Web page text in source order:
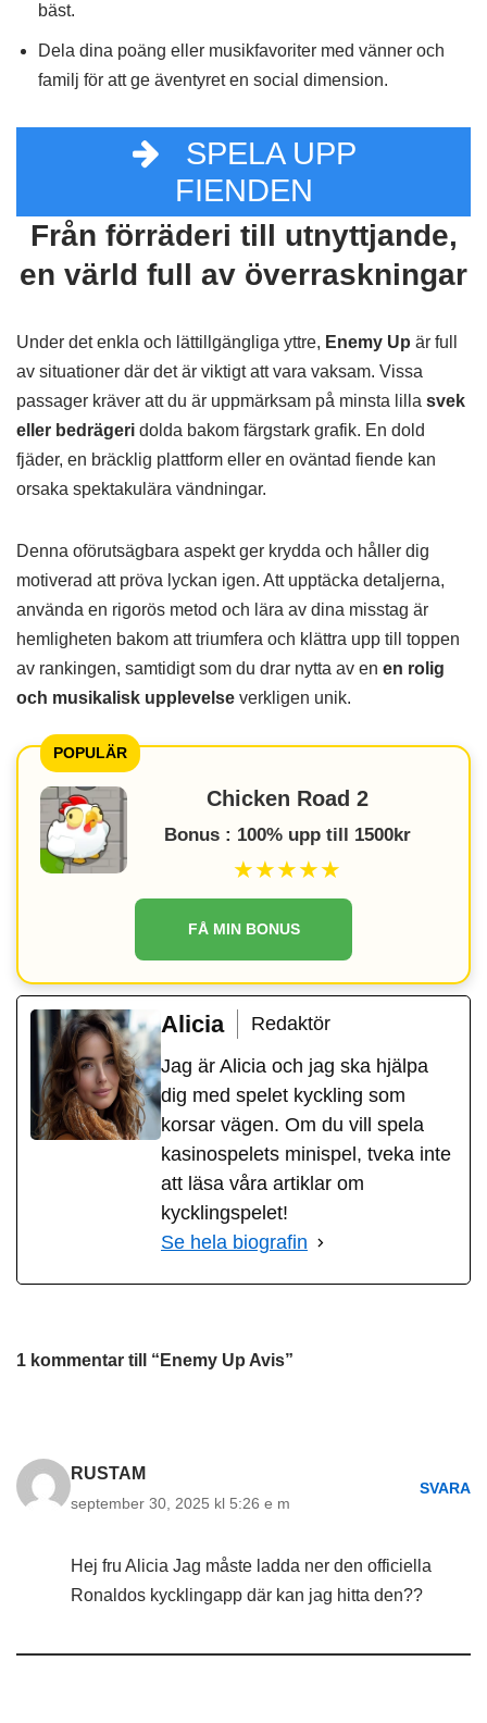
bäst.
Dela dina poäng eller musikfavoriter med vänner och
familj för att ge äventyret en social dimension.
SPELA UPP
FIENDEN
Från förräderi till utnyttjande,
en värld full av överraskningar
Under det enkla och lättillgängliga yttre, Enemy Up är full
av situationer där det är viktigt att vara vaksam. Vissa
passager kräver att du är uppmärksam på minsta lilla svek
eller bedrägeri dolda bakom färgstark grafik. En dold
fjäder, en bräcklig plattform eller en oväntad fiende kan
orsaka spektakulära vändningar.
Denna oförutsägbara aspekt ger krydda och håller dig
motiverad att pröva lyckan igen. Att upptäcka detaljerna,
använda en rigorös metod och lära av dina misstag är
hemligheten bakom att triumfera och klättra upp till toppen
av rankingen, samtidigt som du drar nytta av en en rolig
och musikalisk upplevelse verkligen unik.
POPULÄR
Chicken Road 2
Bonus : 100% upp till 1500kr
★★★★★
FÅ MIN BONUS
Alicia
Redaktör
Jag är Alicia och jag ska hjälpa
dig med spelet kyckling som
korsar vägen. Om du vill spela
kasinospelets minispel, tveka inte
att läsa våra artiklar om
kycklingspelet!
Se hela biografin
1 kommentar till “Enemy Up Avis”
RUSTAM
september 30, 2025 kl 5:26 e m
SVARA
Hej fru Alicia Jag måste ladda ner den officiella
Ronaldos kycklingapp där kan jag hitta den??